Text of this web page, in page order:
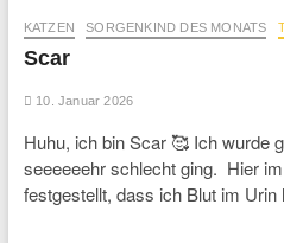
KATZEN SORGENKIND DES MONATS
Scar
10. Januar 2026
Huhu, ich bin Scar 🥰 Ich wurde
seeeeeehr schlecht ging. Hier
festgestellt, dass ich Blut im